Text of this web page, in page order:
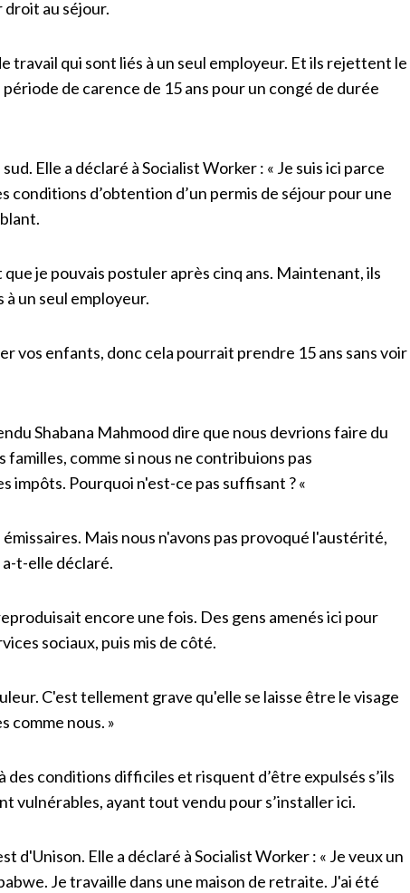
au séjour.
travail qui sont liés à un seul employeur. Et ils rejettent le
de carence de 15 ans pour un congé de durée
Elle a déclaré à Socialist Worker : « Je suis ici parce
conditions d’obtention d’un permis de séjour pour une
que je pouvais postuler après cinq ans. Maintenant, ils
un seul employeur.
vos enfants, donc cela pourrait prendre 15 ans sans voir
Shabana Mahmood dire que nous devrions faire du
comme si nous ne contribuions pas
impôts. Pourquoi n'est-ce pas suffisant ? «
Mais nous n'avons pas provoqué l'austérité,
a-t-elle déclaré.
encore une fois. Des gens amenés ici pour
sociaux, puis mis de côté.
C'est tellement grave qu'elle se laisse être le visage
comme nous. »
conditions difficiles et risquent d’être expulsés s’ils
vulnérables, ayant tout vendu pour s’installer ici.
d'Unison. Elle a déclaré à Socialist Worker : « Je veux un
Je travaille dans une maison de retraite. J'ai été